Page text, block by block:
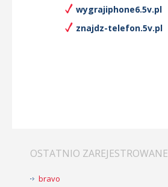
wygrajiphone6.5v.pl
znajdz-telefon.5v.pl
OSTATNIO ZAREJESTROWANE
bravo